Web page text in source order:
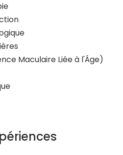
Maculaire Liée à l'Âge)